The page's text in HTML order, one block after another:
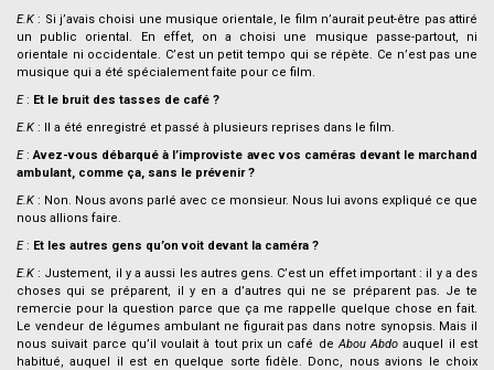
E.K: Si j’avais choisi une musique orientale, le film n’aurait peut-être pas attiré
un public oriental. En effet, on a choisi une musique passe-partout, ni
orientale ni occidentale. C’est un petit tempo qui se répète. Ce n’est pas une
musique qui a été spécialement faite pour ce film.
E: Et le bruit des tasses de café ?
E.K : Il a été enregistré et passé à plusieurs reprises dans le film.
E:Avez-vous débarqué à l’improviste avec vos caméras devant le marchand
ambulant, comme ça, sans le prévenir ?
E.K : Non. Nous avons parlé avec ce monsieur. Nous lui avons expliqué ce que
nous allions faire.
E: Et les autres gens qu’on voit devant la caméra ?
E.K: Justement, il y a aussi les autres gens. C’est un effet important : il y a des
choses qui se préparent, il y en a d’autres qui ne se préparent pas. Je te
remercie pour la question parce que ça me rappelle quelque chose en fait.
Le vendeur de légumes ambulant ne figurait pas dans notre synopsis. Mais il
nous suivait parce qu’il voulait à tout prix un café deAbou Abdo auquel il est
habitué, auquel il est en quelque sorte fidèle. Donc, nous avions le choix